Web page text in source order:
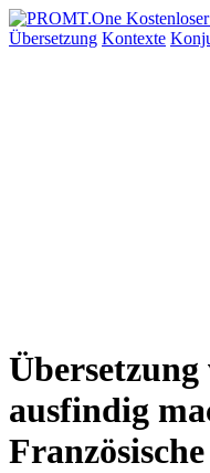
Übersetzung Kontexte
Übersetzung
ausfindig
Französische